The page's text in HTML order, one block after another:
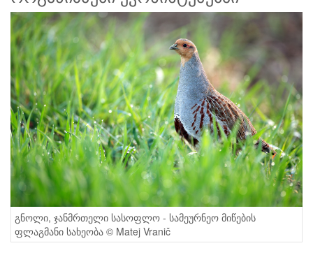
გნოლი, ჯანმრთელი სასოფლო - სამეურნეო მიწების
ფლაგმანი სახეობა © Matej Vranič